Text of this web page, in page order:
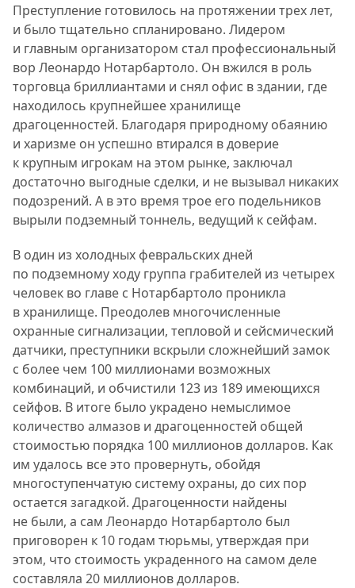
Преступление готовилось на протяжении трех лет,
и было тщательно спланировано. Лидером
и главным организатором стал профессиональный
вор Леонардо Нотарбартоло. Он вжился в роль
торговца бриллиантами и снял офис в здании, где
находилось крупнейшее хранилище
драгоценностей. Благодаря природному обаянию
и харизме он успешно втирался в доверие
к крупным игрокам на этом рынке, заключал
достаточно выгодные сделки, и не вызывал никаких
подозрений. А в это время трое его подельников
вырыли подземный тоннель, ведущий к сейфам.
В один из холодных февральских дней
по подземному ходу группа грабителей из четырех
человек во главе с Нотарбартоло проникла
в хранилище. Преодолев многочисленные
охранные сигнализации, тепловой и сейсмический
датчики, преступники вскрыли сложнейший замок
с более чем 100 миллионами возможных
комбинаций, и обчистили 123 из 189 имеющихся
сейфов. В итоге было украдено немыслимое
количество алмазов и драгоценностей общей
стоимостью порядка 100 миллионов долларов. Как
им удалось все это провернуть, обойдя
многоступенчатую систему охраны, до сих пор
остается загадкой. Драгоценности найдены
не были, а сам Леонардо Нотарбартоло был
приговорен к 10 годам тюрьмы, утверждая при
этом, что стоимость украденного на самом деле
составляла 20 миллионов долларов.